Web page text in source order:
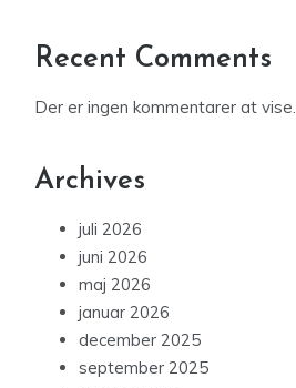
Recent Comments
Der er ingen kommentarer at vise.
Archives
juli 2026
juni 2026
maj 2026
januar 2026
december 2025
september 2025